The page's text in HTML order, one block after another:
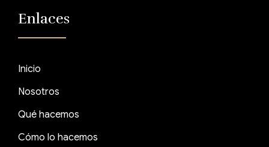
Enlaces
Inicio
Nosotros
Qué hacemos
Cómo lo hacemos